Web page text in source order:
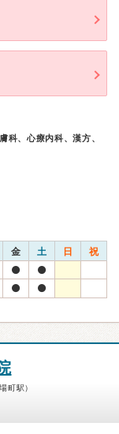
科、心療内科、漢方、
金 土 日 祝
町駅）